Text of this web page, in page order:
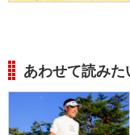
あわせて読みた